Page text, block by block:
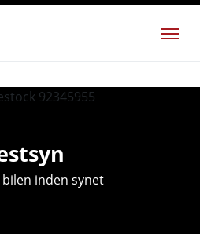
bilen inden synet